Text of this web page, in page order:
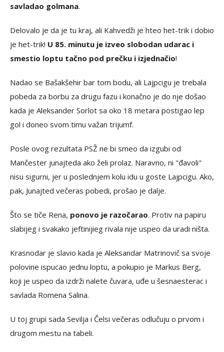
savladao golmana.
Delovalo je da je tu kraj, ali Kahvedži je hteo het-trik i dobio
je het-trik! U 85. minutu je izveo slobodan udarac i
smestio loptu tačno pod prečku i izjednačio!
Nadao se Bašakšehir bar tom bodu, ali Lajpcigu je trebala
pobeda za borbu za drugu fazu i konačno je do nje došao
kada je Aleksander Sorlot sa oko 18 metara postigao lep
gol i doneo svom timu važan trijumf.
Posle ovog rezultata PSŽ ne bi smeo da izgubi od
Mančester junajteda ako želi prolaz. Naravno, ni "đavoli"
nisu sigurni, jer u poslednjem kolu idu u goste Lajpcigu. Ako,
pak, Junajted večeras pobedi, prošao je dalje.
Što se tiče Rena, ponovo je razočarao. Protiv na papiru
slabijeg i svakako jeftinijieg rivala nije uspeo da uradi ništa.
Krasnodar je slavio kada je Aleksandar Matrinovič sa svoje
polovine ispucao jednu loptu, a pokupio je Markus Berg,
koji je uspeo da izdrži nalete čuvara, uđe u šesnaesterac i
savlada Romena Salina.
U toj grupi sada Sevilja i Čelsi večeras odlučuju o prvom i
drugom mestu na tabeli.